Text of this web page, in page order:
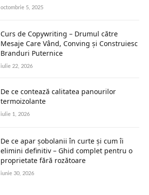
octombrie 5, 2025
Curs de Copywriting – Drumul către
Mesaje Care Vând, Conving și Construiesc
Branduri Puternice
iulie 22, 2026
De ce contează calitatea panourilor
termoizolante
iulie 1, 2026
De ce apar șobolanii în curte și cum îi
elimini definitiv – Ghid complet pentru o
proprietate fără rozătoare
iunie 30, 2026